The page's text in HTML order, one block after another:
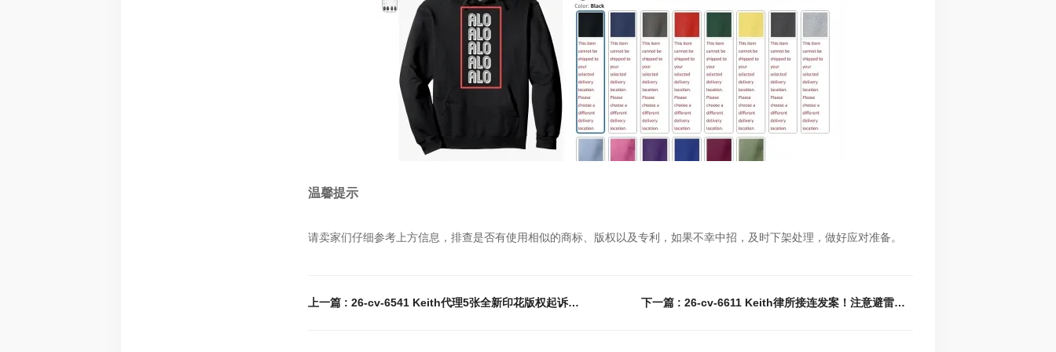
温馨提示
请卖家们仔细参考上方信息，排查是否有使用相似的商标、版权以及专利，如果不幸中招，及时下架处理，做好应对准备。
上一篇 : 26-cv-6541 Keith代理5张全新印花版权起诉42家店铺！速排查下架并提现！ 下一篇 : 26-cv-6611 Keith律所接连发案！注意避雷这5款田园节日风插画版权图！正在维权，已有多个店铺中招！